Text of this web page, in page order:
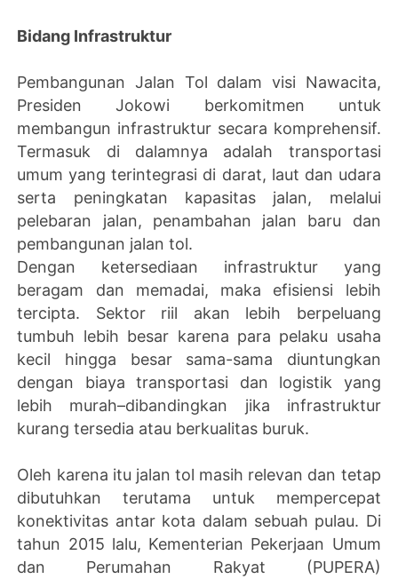
Bidang Infrastruktur
Pembangunan Jalan Tol dalam visi Nawacita,
Presiden Jokowi berkomitmen untuk
membangun infrastruktur secara komprehensif.
Termasuk di dalamnya adalah transportasi
umum yang terintegrasi di darat, laut dan udara
serta peningkatan kapasitas jalan, melalui
pelebaran jalan, penambahan jalan baru dan
pembangunan jalan tol.
Dengan ketersediaan infrastruktur yang
beragam dan memadai, maka efisiensi lebih
tercipta. Sektor riil akan lebih berpeluang
tumbuh lebih besar karena para pelaku usaha
kecil hingga besar sama-sama diuntungkan
dengan biaya transportasi dan logistik yang
lebih murah–dibandingkan jika infrastruktur
kurang tersedia atau berkualitas buruk.
Oleh karena itu jalan tol masih relevan dan tetap
dibutuhkan terutama untuk mempercepat
konektivitas antar kota dalam sebuah pulau. Di
tahun 2015 lalu, Kementerian Pekerjaan Umum
dan Perumahan Rakyat (PUPERA)